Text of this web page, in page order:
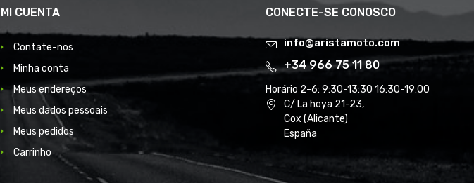
CONECTE-SE CONOSCO
info@aristamoto.com
+34 966 75 11 80
Horário 2-6: 9:30-13:30 16:30-19:00
C/ La hoya 21-23,
Cox (Alicante)
España
MI CUENTA
Contate-nos
Minha conta
Meus endereços
Meus dados pessoais
Meus pedidos
Carrinho